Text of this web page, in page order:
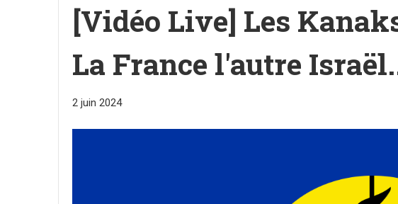
[Vidéo Live] Les
La France l'autre
2 juin 2024